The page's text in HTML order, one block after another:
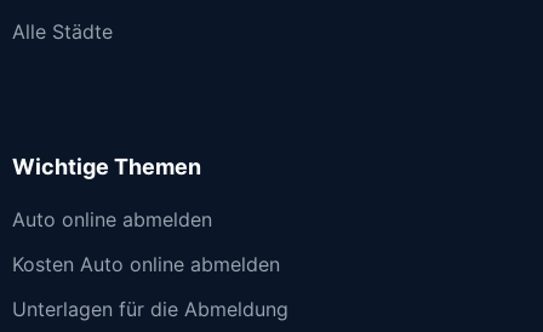
Alle Städte
Wichtige Themen
Auto online abmelden
Kosten Auto online abmelden
Unterlagen für die Abmeldung